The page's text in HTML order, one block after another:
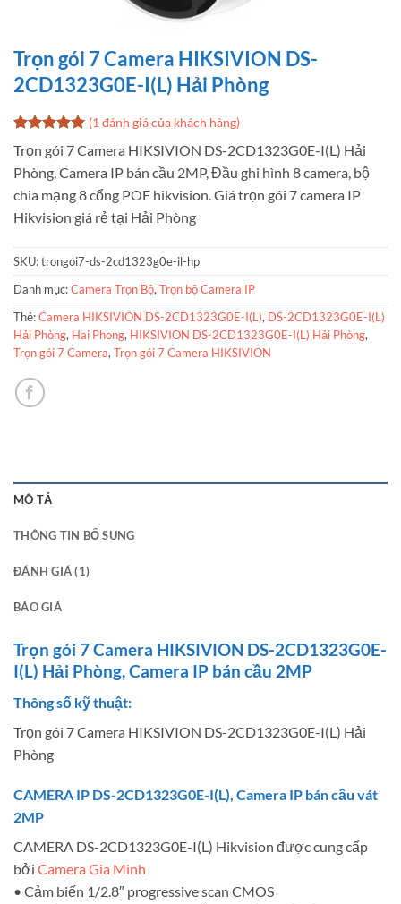
Trọn gói 7 Camera HIKSIVION DS-
2CD1323G0E-I(L) Hải Phòng
5trên 5
dựa trên
1
đánh giá
(1 đánh giá của khách hàng)
Trọn gói 7 Camera HIKSIVION DS-2CD1323G0E-I(L) Hải
Phòng, Camera IP bán cầu 2MP, Đầu ghi hình 8 camera, bộ
chia mạng 8 cổng POE hikvision. Giá trọn gói 7 camera IP
Hikvision giá rẻ tại Hải Phòng
SKU:trongoi7-ds-2cd1323g0e-il-hp
Danh mục:Camera Trọn Bộ, Trọn bộ Camera IP
Thẻ:Camera HIKSIVION DS-2CD1323G0E-I(L), DS-2CD1323G0E-I(L)
Hải Phòng, Hai Phong, HIKSIVION DS-2CD1323G0E-I(L) Hải Phòng,
Trọn gói 7 Camera, Trọn gói 7 Camera HIKSIVION
MÔ TẢ
THÔNG TIN BỔ SUNG
ĐÁNH GIÁ (1)
BÁO GIÁ
Trọn gói 7 Camera HIKSIVION DS-2CD1323G0E-
I(L) Hải Phòng, Camera IP bán cầu 2MP
Thông số kỹ thuật:
Trọn gói 7 Camera HIKSIVION DS-2CD1323G0E-I(L) Hải
Phòng
CAMERA IP DS-2CD1323G0E-I(L), Camera IP bán cầu vát
2MP
CAMERA DS-2CD1323G0E-I(L) Hikvision được cung cấp
bởi Camera Gia Minh
• Cảm biến 1/2.8″ progressive scan CMOS